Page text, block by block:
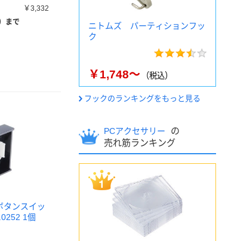
￥3,332
まで
タンスイッ
1個
ニトムズ パーティションフッ
ク
￥1,748～ （税込）
フックのランキングをもっと見る
PCアクセサリー
の
売れ筋ランキング